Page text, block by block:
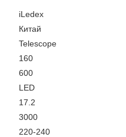
iLedex
Китай
Telescope
160
600
LED
17.2
3000
220-240